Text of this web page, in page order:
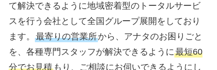
て解決できるように地域密着型のトータルサービ
スを行う会社として全国グループ展開をしており
ます。 最寄りの営業所から、アナタのお困りごと
を、各種専門スタッフが解決できるように最短60
分でお見積もり、ご相談にお伺いできるようにし